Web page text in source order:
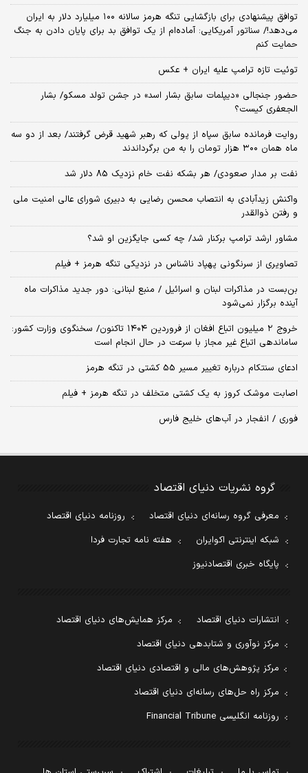
توافق پیشنهادی برای بازگشایی تنگه هرمز سالانه ۱۰۰ میلیارد دلار به ایران
می‌دهد!/ سناتور آمریکایی: آماده‌ام از یک توافق بد برای پایان دادن به جنگ
حمایت کنم
توئیت تازه ترامپ علیه ایران + عکس
حضور جنجالی «دیپلمات سابق بشار اسد» در جشن تولد مسکو/ بشار
الجعفری کیست؟
روایت فرمانده سابق سپاه از پولی که رهبر شهید قرض گرفتند/ بعد از دو سه
ماه همان ۳۰۰ هزار تومان را به من برگرداندند
نفت بر مدار صعودی/ هر بشکه نفت خام نزدیک 85 دلار شد
واکنش زیدآبادی به انتصاب محسن رضایی به دبیری شورای عالی امنیت ملی
و رفتن ذوالقدر
مشاور ارشد ترامپ برکنار شد/ چه کسی جایگزین او شد؟
تصاویری از سرنگونی پهپاد ناشناس در نزدیکی تنگه هرمز + فیلم
بن‌بست در مذاکرات لبنان و اسرائیل / منبع لبنانی: دور جدید مذاکرات ماه
آینده برگزار نمی‌شود
خروج ۲ میلیون اتباع افغان از فروردین ۱۴۰۴ تاکنون/ سخنگوی وزارت کشور:
ساماندهی اتباع غیر مجاز با سرعت در حال انجام است
ادعای سنتکام درباره تغییر مسیر 55 کشتی در تنگه هرمز
اصابت موشک کروز به یک کشتی متخلف در تنگه هرمز + فیلم
فوری / انفجار در آب‌های خلیج فارس
گروه نشریات دنیای اقتصاد
معرفی گروه رسانه‌ای دنیای اقتصاد
روزنامه دنیای اقتصاد
شبکه اینترنتی اکوایران
هفته نامه تجارت فردا
پایگاه خبری اقتصادنیوز
انتشارات دنیای اقتصاد
مرکز همایش‌های دنیای اقتصاد
مرکز نوآوری و شتابدهی دنیای اقتصاد
مرکز پژوهش‌های مالی و اقتصادی دنیای اقتصاد
مرکز راه حل‌های رسانه‌ای دنیای اقتصاد
روزنامه انگلیسی Financial Tribune